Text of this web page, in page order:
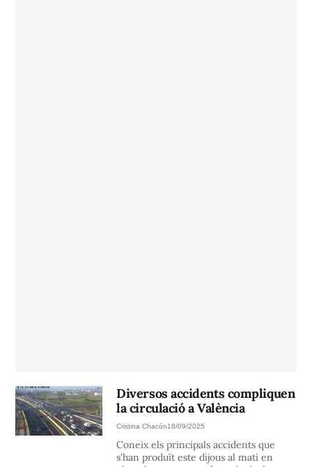
Diversos accidents compliquen
la circulació a València
Cristina Chacón18/09/2025
Coneix els principals accidents que
s'han produït este dijous al matí en